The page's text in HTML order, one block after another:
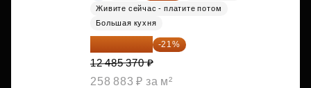
Живите сейчас - платите потом
Большая кухня
-21%
12 485 370 ₽
258 883 ₽ за м²